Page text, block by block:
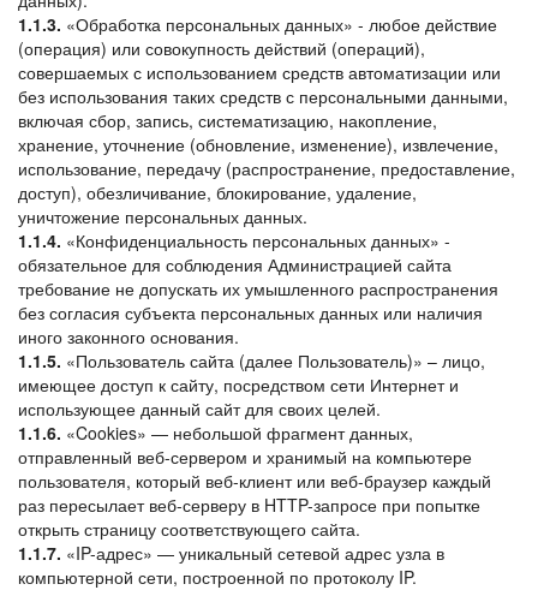
1.1.3. «Обработка персональных данных» - любое действие
(операция) или совокупность действий (операций),
совершаемых с использованием средств автоматизации или
без использования таких средств с персональными данными,
включая сбор, запись, систематизацию, накопление,
хранение, уточнение (обновление, изменение), извлечение,
использование, передачу (распространение, предоставление,
доступ), обезличивание, блокирование, удаление,
уничтожение персональных данных.
1.1.4. «Конфиденциальность персональных данных» -
обязательное для соблюдения Администрацией сайта
требование не допускать их умышленного распространения
без согласия субъекта персональных данных или наличия
иного законного основания.
1.1.5. «Пользователь сайта (далее Пользователь)» – лицо,
имеющее доступ к сайту, посредством сети Интернет и
использующее данный сайт для своих целей.
1.1.6. «Cookies» — небольшой фрагмент данных,
отправленный веб-сервером и хранимый на компьютере
пользователя, который веб-клиент или веб-браузер каждый
раз пересылает веб-серверу в HTTP-запросе при попытке
открыть страницу соответствующего сайта.
1.1.7. «IP-адрес» — уникальный сетевой адрес узла в
компьютерной сети, построенной по протоколу IP.